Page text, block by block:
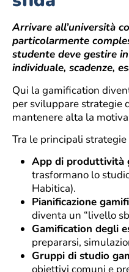
Arrivare all’università
particolarmente
studente deve gestire
individuale, scadenze,
Qui la gamification
per sviluppare strategie
mantenere alta la
Tra le principali
App di produttività
trasformano lo
Habitica).
Pianificazione
diventa un “livello
Gamification degli
prepararsi,
Gruppi di studio